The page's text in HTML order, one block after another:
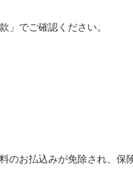
」でご確認ください。
のお払込みが免除され、保